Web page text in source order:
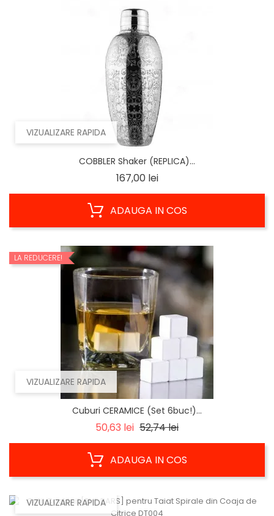
VIZUALIZARE RAPIDA
COBBLER Shaker (REPLICA)...
167,00 leiPret
ADAUGA IN COS
VIZUALIZARE RAPIDA
LA REDUCERE!
Cuburi CERAMICE (Set 6buc!)...
50,63 lei Regular
52,74 leiPret
ADAUGA IN COS
VIZUALIZARE RAPIDA